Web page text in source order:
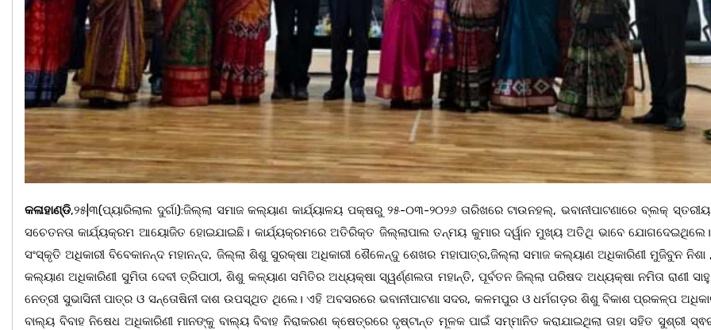
କଳାହାଣ୍ଡି,୨୫|୩(ପ୍ୟାରିଲାଲ ଦୁର୍ଗା):ଜିଲ୍ଲା ସମାଜ କଲ୍ୟାଣ କାର୍ଯ୍ୟାଳୟ ପକ୍ଷରୁ ୨୫-୦୩-୨୦୨୬ ତାରିଖରେ ଟାଉନହଲ୍, ଭବାନୀପାଟଣାରେ ବ୍ଲକ୍
ସଚେତନତା କାର୍ଯ୍ୟକ୍ରମ ଆୟୋଜିତ ହୋଇଯାଇଛି। କାର୍ଯ୍ୟକ୍ରମରେ ଅତିରିକ୍ତ ଜିଲ୍ଲାପାଲ ତନ୍ମୟ କୁମାର ଦର୍ୱାନ ମୁଖ୍ୟ ଅତିଥି ଭାବେ
ସଂସ୍କୃତି ଅଧିକାରୀ ବିବେକାନନ୍ଦ ମହାନନ୍ଦ, ଜିଲ୍ଲା ଶିଶୁ ସୁରକ୍ଷା ଅଧିକାରୀ ଶୈଳେନ୍ଦୁ ଶେଖର ମହାପାତ୍ର,ଜିଲ୍ଲା ସମାଜ କଲ୍ୟାଣ ଅଧିକାରିଣୀ ମୁଜିବୁନ ନିଶା
କଲ୍ୟାଣ ଅଧିକାରିଣୀ ସୁମିତା ଦେବୀ ତ୍ରିପାଠୀ, ଶିଶୁ କଳ୍ୟାଣ ସମିତିର ଅଧ୍ୟକ୍ଷା ସ୍ୱର୍ଣ୍ଣଲତା ମହାନ୍ତି, ପୂର୍ବତନ ଜିଲ୍ଲା ପରିଷଦ ଅଧ୍ୟକ୍ଷା ନମିତା ରାଣୀ
ନେତ୍ରୀ ସୁଭାସିନୀ ପାତ୍ର ଓ ସନ୍ତୋଷିନୀ ଦାଶ ଉପସ୍ଥିତ ଥିଲେ। ଏହି ଅବସରରେ ଭବାନୀପାଟଣା ସଦର, କଳମପୁର ଓ ଧର୍ମଗଡ଼ର ଶିଶୁ ବିକାଶ ପ୍ରକଳ୍ପ
ବାଲ୍ୟ ବିବାହ ନିଷେଧ ଅଧିକାରିଣୀ ମାନଙ୍କୁ ବାଲ୍ୟ ବିବାହ ନିରାକରଣ କ୍ଷେତ୍ରରେ ଦୃଷ୍ଟାନ୍ତ ମୂଳକ ପାଇଁ ସମ୍ମାନିତ କରାଯାଇଥିଲା ତାହା ସହିତ ସୁଶ୍ରୀ